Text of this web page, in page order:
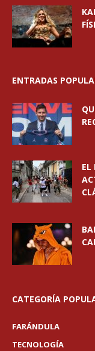
ENTRADAS
EL
CATEGORÍA
FARÁNDULA
TECNOLOGÍA